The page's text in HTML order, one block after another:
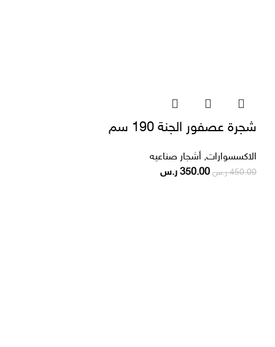
شجرة عصفور الجنة 190 سم
الاكسسوارات, أشجار صناعيه
450.00 ر.س 350.00 ر.س